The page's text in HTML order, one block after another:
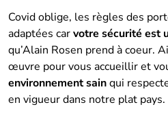
Covid oblige, les règles des
adaptées carvotre sécurité est
qu’Alain Rosen prend à coeur.
œuvre pour vous accueillir et
environnement sainqui
en vigueur dans notre plat pays.